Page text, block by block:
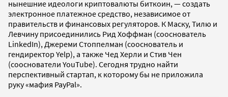
нынешние идеологи криптовалюты биткоин, — создать
электронное платежное средство, независимое от
правительств и финансовых регуляторов. К Маску, Тилю и
Левчину присоединились Рид Хоффман (сооснователь
LinkedIn), Джереми Стоппелман (сооснователь и
гендиректор Yelp), а также Чед Херли и Стив Чен
(сооснователи YouTube). Сегодня трудно найти
перспективный стартап, к которому бы не приложила
руку «мафия PayPal».